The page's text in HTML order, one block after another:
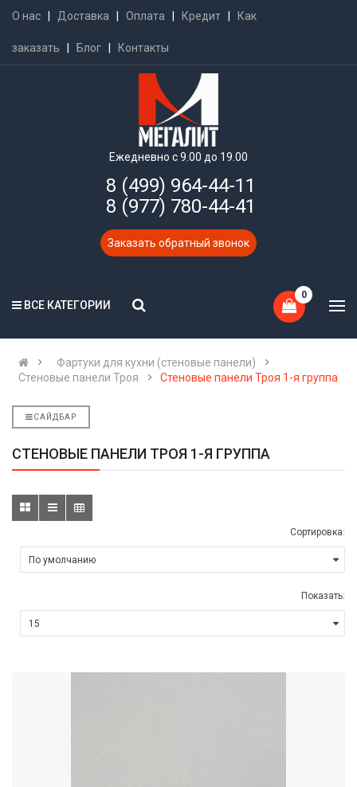
О нас Доставка Оплата Кредит Как
заказать Блог Контакты
Ежедневно с 9.00 до 19.00
8 (499) 964-44-11
8 (977) 780-44-41
Заказать обратный звонок
ВСЕ КАТЕГОРИИ
0
Фартуки для кухни (стеновые панели)
Стеновые панели Троя
Стеновые панели Троя 1-я группа
САЙДБАР
СТЕНОВЫЕ ПАНЕЛИ ТРОЯ 1-Я ГРУППА
Сортировка:
Показать: